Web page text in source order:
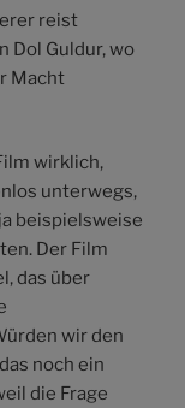
reist
Dol Guldur, wo
Macht
wirklich,
unterwegs,
beispielsweise
Der Film
das über
wir den
noch ein
die Frage